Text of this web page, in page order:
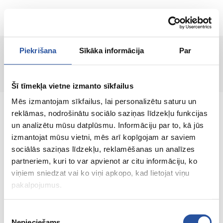
Piekrišana Sīkāka informācija Par
Šī tīmekļa vietne izmanto sīkfailus
Mēs izmantojam sīkfailus, lai personalizētu saturu un
reklāmas, nodrošinātu sociālo saziņas līdzekļu funkcijas
un analizētu mūsu datplūsmu. Informāciju par to, kā jūs
izmantojat mūsu vietni, mēs arī kopīgojam ar saviem
sociālās saziņas līdzekļu, reklamēšanas un analīzes
partneriem, kuri to var apvienot ar citu informāciju, ko
viņiem sniedzat vai ko viņi apkopo, kad lietojat viņu
pakalpojumus.
LT
Puslapis nerastas!
Internetinė parduotuvė su palankiomis
kainomis ir kokybiškomis prekėmis, kurioje
klientų pasitenkinimas yra mūsų pagrindinė
vertybė.
Viskas Tavo namams ir sodui!